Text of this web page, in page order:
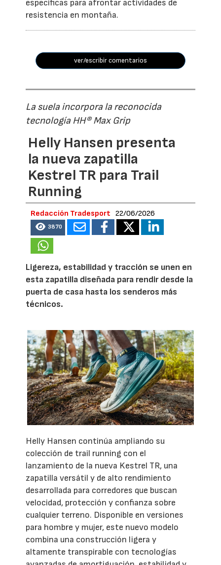
específicas para afrontar actividades de
resistencia en montaña.
ver/escribir comentarios
La suela incorpora la reconocida
tecnología HH® Max Grip
Helly Hansen presenta
la nueva zapatilla
Kestrel TR para Trail
Running
Redacción Tradesport 22/06/2026
3870
Ligereza, estabilidad y tracción se unen en
esta zapatilla diseñada para rendir desde la
puerta de casa hasta los senderos más
técnicos.
Helly Hansen continúa ampliando su
colección de trail running con el
lanzamiento de la nueva Kestrel TR, una
zapatilla versátil y de alto rendimiento
desarrollada para corredores que buscan
velocidad, protección y confianza sobre
cualquier terreno. Disponible en versiones
para hombre y mujer, este nuevo modelo
combina una construcción ligera y
altamente transpirable con tecnologías